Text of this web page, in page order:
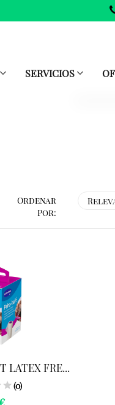
SERVICIOS
Ordenar
Por:
LATEX FRE...
(0)